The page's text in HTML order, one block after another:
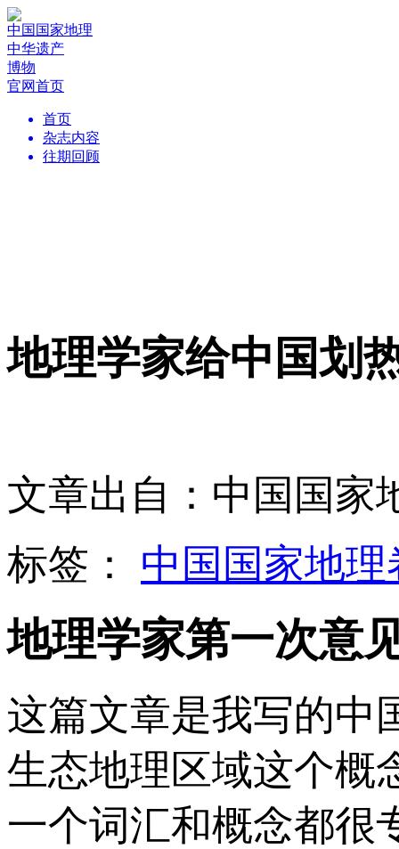
中国国家地理
中华遗产
博物
官网首页
首页
杂志内容
往期回顾
地理学家给中国划
文章出自：中国国家
标签： 中国国家地理
地理学家第一次意
这篇文章是我写的中
生态地理区域这个概
一个词汇和概念都很